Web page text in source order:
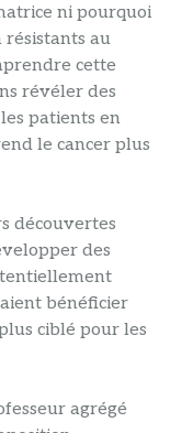
ni pourquoi
résistants au
cette
révéler des
patients en
le cancer plus
découvertes
des
bénéficier
ciblé pour les
agrégé